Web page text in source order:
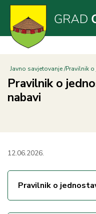
Skoči
glavni
sadržaj
Javno savjetovanje Pravilnik
Pravilnik o
nabavi
12.06.2026.
Pravilnik o